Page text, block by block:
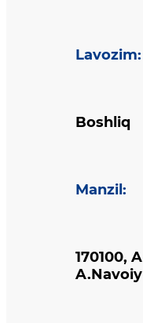
Lavozim:
Boshliq
Manzil :
170100,
A.Navoiy